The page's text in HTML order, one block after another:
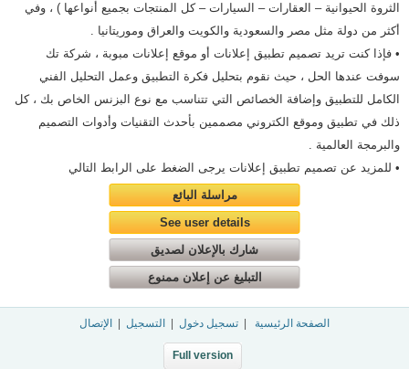
الثروة الحيوانية – العقارات – السيارات – كل المنتجات بجميع أنواعها ) ، وفي
أكثر من دولة مثل مصر والسعودية والكويت والعراق وموريتانيا .
• فإذا كنت تريد تصميم تطبيق إعلانات أو موقع إعلانات مبوبة ، شركة تك
سوفت عندها الحل ، حيث نقوم بتحليل فكرة التطبيق وعمل التحليل الفني
الكامل للتطبيق وإضافة الخصائص التي تتناسب مع نوع البزنس الخاص بك ، كل
ذلك في تطبيق وموقع الكتروني مصممين بأحدث التقنيات وأدوات التصميم
والبرمجة العالمية .
• للمزيد عن تصميم تطبيق إعلانات يرجى الضغط على الرابط التالي
مراسلة البائع
See user details
شارك بالإعلان لصديق
التبليغ عن إعلان ممنوع
الصفحة الرئيسية تسجيل دخول التسجيل الإتصال
Full version